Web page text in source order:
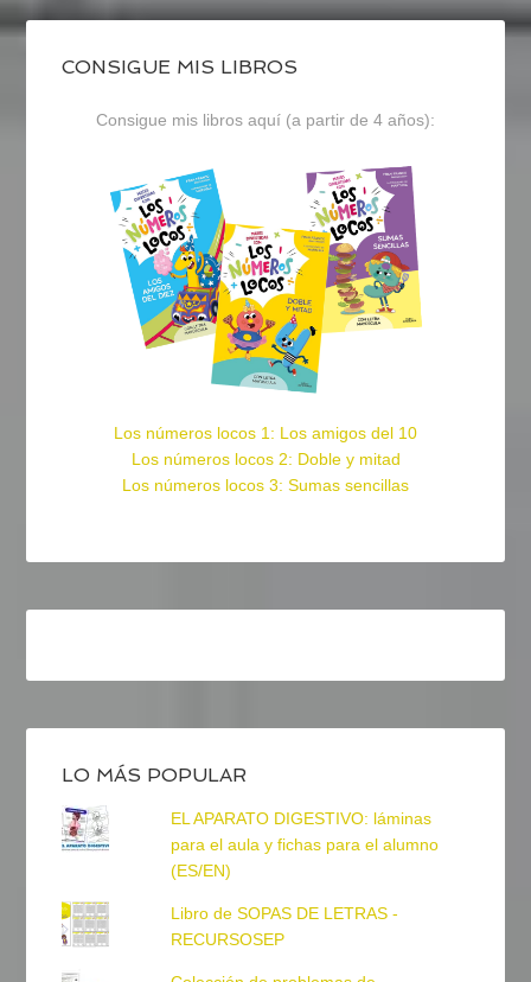
CONSIGUE MIS LIBROS
Consigue mis libros aquí (a partir de 4 años):
Los números locos 1: Los amigos del 10
Los números locos 2: Doble y mitad
Los números locos 3: Sumas sencillas
LO MÁS POPULAR
EL APARATO DIGESTIVO: láminas
para el aula y fichas para el alumno
(ES/EN)
Libro de SOPAS DE LETRAS -
RECURSOSEP